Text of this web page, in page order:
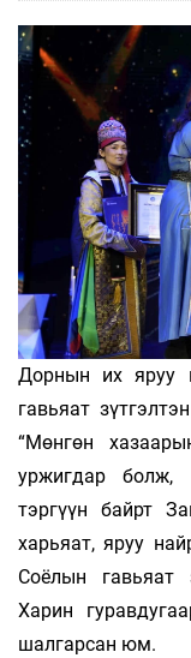
Дорнын их яруу
гавьяат
“Мөнгөн
уржигдар болж,
тэргүүн байрт
харьяат, яруу
Соёлын гавьяат
Харин
шалгарсан юм.